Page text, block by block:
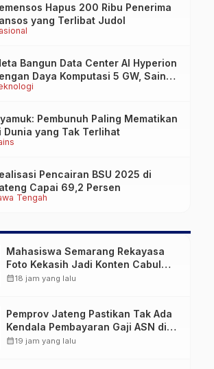
Hapus 200 Ribu Penerima
yang Terlibat Judol
Bangun Data Center AI Hyperion
Daya Komputasi 5 GW, Saingi
dan Google
Pembunuh Paling Mematikan
Dunia yang Tak Terlihat
Tengah
Pencairan BSU 2025 di
Capai 69,2 Persen
Mahasiswa Semarang Rekayasa
Foto Kekasih Jadi Konten Cabul
karena Sakit Hati
calendar_month18 jam yang lalu
Pemprov Jateng Pastikan Tak Ada
Kendala Pembayaran Gaji ASN di
Tengah Pemangkasan Transfer ke
calendar_month19 jam yang lalu